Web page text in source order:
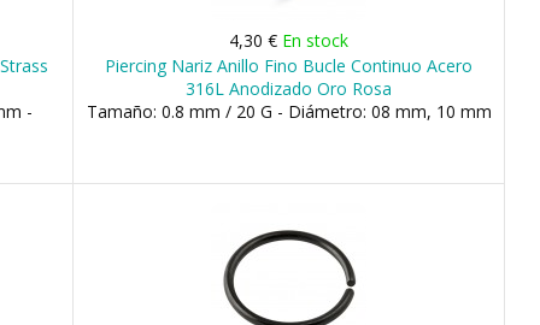
-
4,30 € En stock
Piercing Nariz Anillo Fino Bucle Continuo Acero
316L Anodizado Oro Rosa
Tamaño: 0.8 mm / 20 G - Diámetro: 08 mm, 10 mm